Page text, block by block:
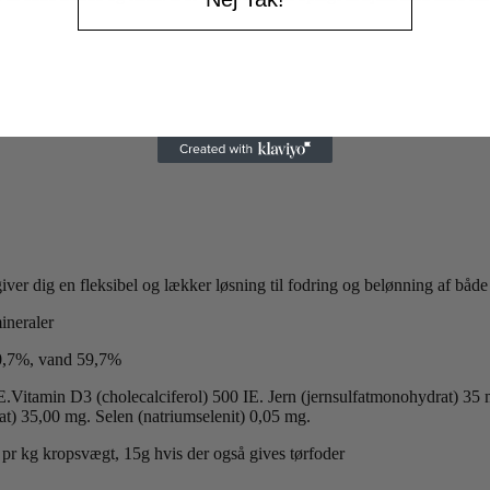
dig en fleksibel og lækker løsning til fodring og belønning af både
vand 59,7%
D3 (cholecalciferol) 500 IE. Jern (jernsulfatmonohydrat) 35
35,00 mg. Selen (natriumselenit) 0,05 mg.
kg kropsvægt, 15g hvis der også gives tørfoder